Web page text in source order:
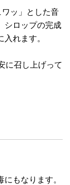
ッ」とした音
シロップの完成
れます。
に召し上げって
もなります。